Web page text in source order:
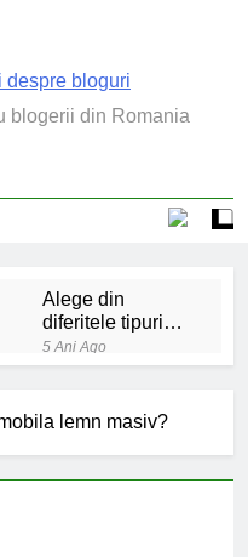
– Cu Si
blogerii din Romania
Alege din
diferitele tipuri
de bratara de
argint
5 Ani Ago
5 Ani Agolemn masiv?